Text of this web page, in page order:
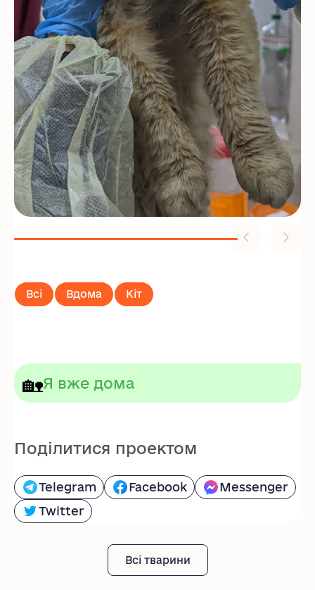
Всі Вдома Кіт
🏡Я вже дома
Поділитися проектом
Telegram Facebook
Messenger
Twitter
Всі тварини